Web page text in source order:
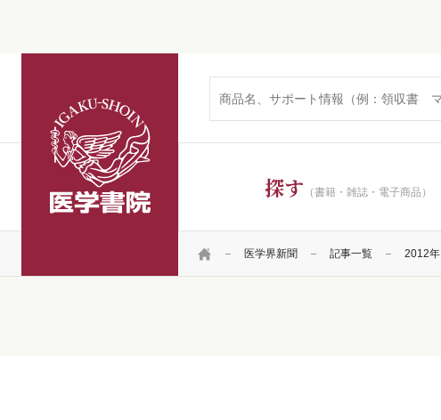
探す （書籍・雑誌・電子商品）
HOME 医学界新聞 記事一覧 2012年